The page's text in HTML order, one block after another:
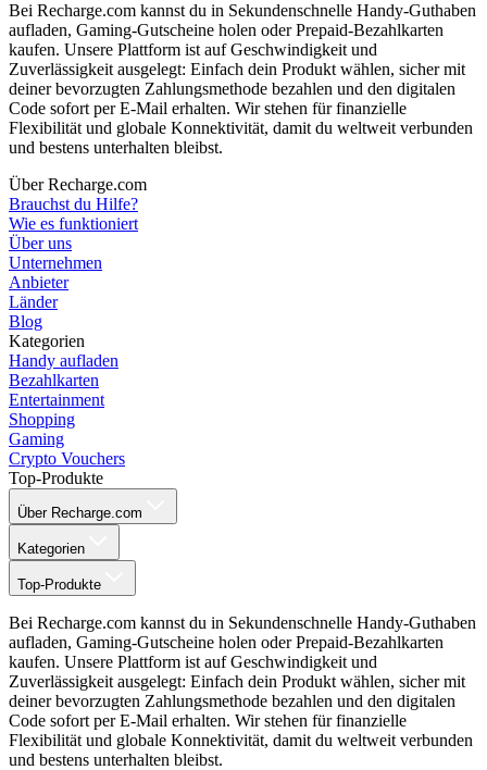
Bei Recharge.com kannst du in Sekundenschnelle Handy-Guthaben
aufladen, Gaming-Gutscheine holen oder Prepaid-Bezahlkarten
kaufen. Unsere Plattform ist auf Geschwindigkeit und
Zuverlässigkeit ausgelegt: Einfach dein Produkt wählen, sicher mit
deiner bevorzugten Zahlungsmethode bezahlen und den digitalen
Code sofort per E-Mail erhalten. Wir stehen für finanzielle
Flexibilität und globale Konnektivität, damit du weltweit verbunden
und bestens unterhalten bleibst.
Über Recharge.com
Brauchst du Hilfe?
Wie es funktioniert
Über uns
Unternehmen
Anbieter
Länder
Blog
Kategorien
Handy aufladen
Bezahlkarten
Entertainment
Shopping
Gaming
Crypto Vouchers
Top-Produkte
Über Recharge.com
Kategorien
Top-Produkte
Bei Recharge.com kannst du in Sekundenschnelle Handy-Guthaben
aufladen, Gaming-Gutscheine holen oder Prepaid-Bezahlkarten
kaufen. Unsere Plattform ist auf Geschwindigkeit und
Zuverlässigkeit ausgelegt: Einfach dein Produkt wählen, sicher mit
deiner bevorzugten Zahlungsmethode bezahlen und den digitalen
Code sofort per E-Mail erhalten. Wir stehen für finanzielle
Flexibilität und globale Konnektivität, damit du weltweit verbunden
und bestens unterhalten bleibst.